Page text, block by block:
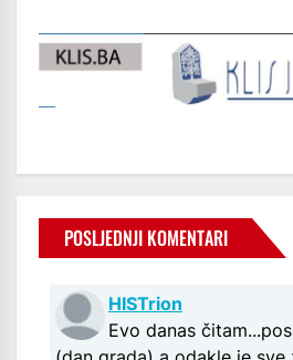
POSLJEDNJI KOMENTARI
HISTrion
Evo danas